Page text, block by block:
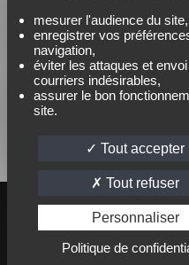
Accueil|Contact
Kaïlash
mesurer l'audience du site,
enregistrer vos
navigation,
éviter les attaques et
courriers indésirables,
assurer le bon
site.
Tout accepter
Tout refuser
Personnaliser
Politique de